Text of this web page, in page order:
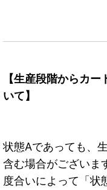
【生産段階からカ
いて】
状態Aであっても、
含む場合がございま
度合いによって「状